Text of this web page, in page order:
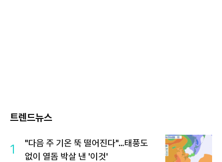
트렌드뉴스
1
"다음 주 기온 뚝 떨어진다"…태풍도
없이 열돔 박살 낸 '이것'